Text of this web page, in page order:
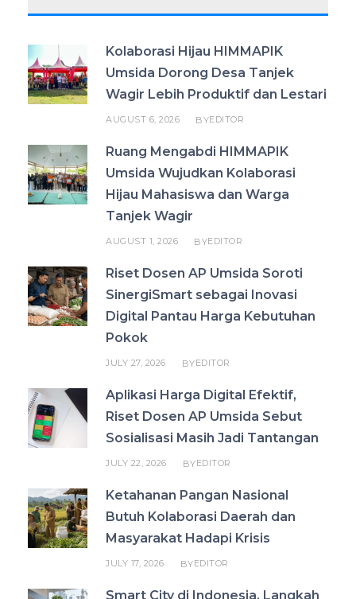
Kolaborasi Hijau HIMMAPIK
Umsida Dorong Desa Tanjek
Wagir Lebih Produktif dan Lestari
AUGUST 6, 2026 BYEDITOR
Ruang Mengabdi HIMMAPIK
Umsida Wujudkan Kolaborasi
Hijau Mahasiswa dan Warga
Tanjek Wagir
AUGUST 1, 2026 BYEDITOR
Riset Dosen AP Umsida Soroti
SinergiSmart sebagai Inovasi
Digital Pantau Harga Kebutuhan
Pokok
JULY 27, 2026 BYEDITOR
Aplikasi Harga Digital Efektif,
Riset Dosen AP Umsida Sebut
Sosialisasi Masih Jadi Tantangan
JULY 22, 2026 BYEDITOR
Ketahanan Pangan Nasional
Butuh Kolaborasi Daerah dan
Masyarakat Hadapi Krisis
JULY 17, 2026 BYEDITOR
Smart City di Indonesia, Langkah